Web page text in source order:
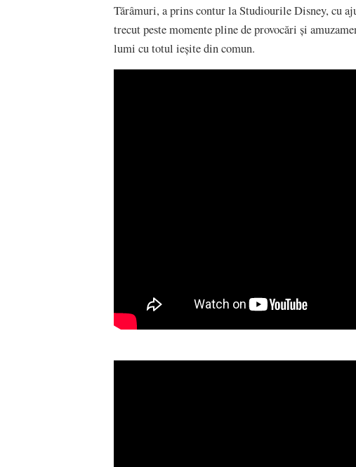
Tărâmuri, a prins contur la Studiourile Disney, cu
trecut peste momente pline de provocări şi
lumi cu totul ieşite din comun.